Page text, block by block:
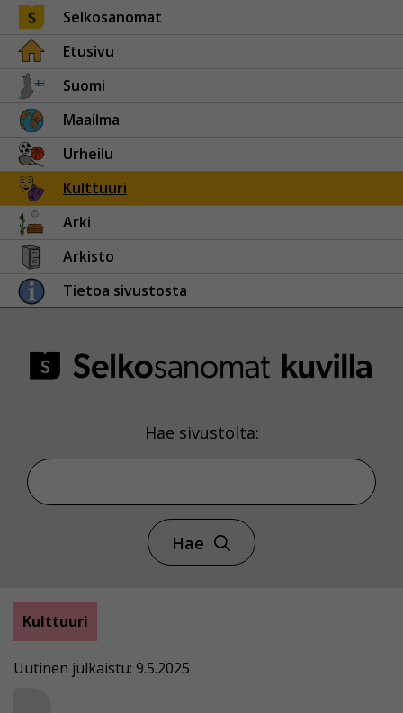
Selkosanomat
Etusivu
Suomi
Maailma
Urheilu
Kulttuuri
Arki
Arkisto
Tietoa sivustosta
Hae sivustolta:
Hae
Kulttuuri
Uutinen julkaistu: 9.5.2025